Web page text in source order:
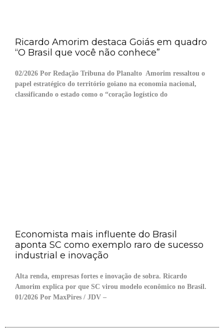
Ricardo Amorim destaca Goiás em quadro
“O Brasil que você não conhece”
02/2026 Por Redação Tribuna do Planalto Amorim ressaltou o
papel estratégico do território goiano na economia nacional,
classificando o estado como o “coração logístico do
Economista mais influente do Brasil
aponta SC como exemplo raro de sucesso
industrial e inovação
Alta renda, empresas fortes e inovação de sobra. Ricardo
Amorim explica por que SC virou modelo econômico no Brasil.
01/2026 Por MaxPires / JDV –